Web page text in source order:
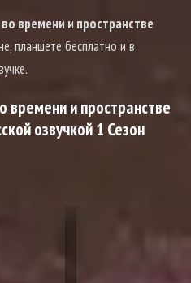
во времени и пространстве
планшете бесплатно и в
времени и пространстве
озвучкой 1 Сезон